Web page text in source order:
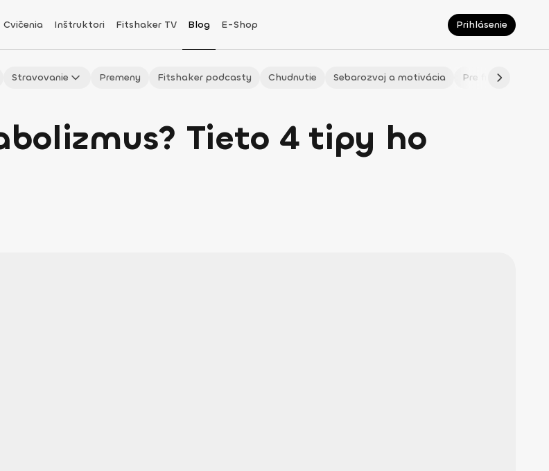
Cvičenia Inštruktori Fitshaker TV Blog E-Shop Prihlásenie
Stravovanie Premeny Fitshaker podcasty Chudnutie Sebarozvoj a motivácia Pre fitmaminky
Tieto 4 tipy ho